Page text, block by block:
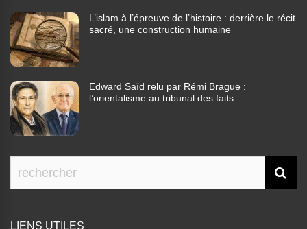
L’islam à l’épreuve de l’histoire : derrière le récit
sacré, une construction humaine
Edward Saïd relu par Rémi Brague :
l’orientalisme au tribunal des faits
LIENS UTILES